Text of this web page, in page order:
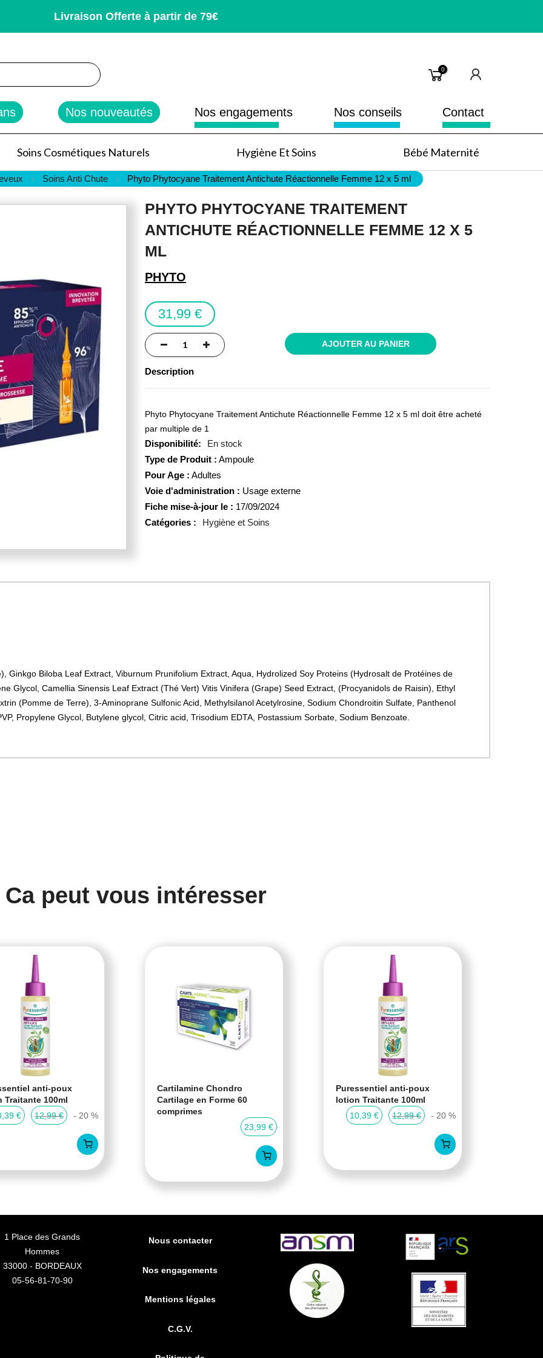
Livraison Offerte à partir de 79€
0
Nos nouveautés Nos engagements Nos conseils Contact
Soins Cosmétiques Naturels Hygiène Et Soins Bébé Maternité
Soins Anti Chute Phyto Phytocyane Traitement Antichute Réactionnelle Femme 12 x 5 ml
PHYTO PHYTOCYANE TRAITEMENT
ANTICHUTE RÉACTIONNELLE FEMME 12 X 5
ML
PHYTO
31,99 €
AJOUTER AU PANIER
Description
Phyto Phytocyane Traitement Antichute Réactionnelle Femme 12 x 5 ml doit être acheté
par multiple de 1
En stock
Type de Produit : Ampoule
Pour Age : Adultes
Voie d'administration : Usage externe
Fiche mise-à-jour le : 17/09/2024
Catégories :
Hygiène et Soins
Ginkgo Biloba Leaf Extract, Viburnum Prunifolium Extract, Aqua, Hydrolized Soy Proteins (Hydrosalt de Protéines de
Glycol, Camellia Sinensis Leaf Extract (Thé Vert) Vitis Vinifera (Grape) Seed Extract, (Procyanidols de Raisin), Ethyl
(Pomme de Terre), 3-Aminoprane Sulfonic Acid, Methylsilanol Acetylrosine, Sodium Chondroitin Sulfate, Panthenol
Propylene Glycol, Butylene glycol, Citric acid, Trisodium EDTA, Postassium Sorbate, Sodium Benzoate.
Ca peut vous intéresser
anti-poux
Traitante 100ml
€
12,99 € - 20 %
Cartilamine Chondro
Cartilage en Forme 60
comprimes
23,99 €
Puressentiel anti-poux
lotion Traitante 100ml
10,39 €
12,99 € - 20 %
1 Place des Grands
Hommes
33000 - BORDEAUX
05-56-81-70-90
Nous contacter
Nos engagements
Mentions légales
C.G.V.